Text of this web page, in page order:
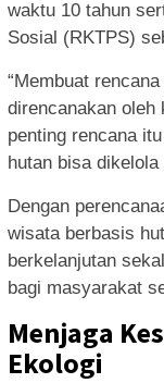
waktu 10 tahun
Sosial (RKTPS)
“Membuat
direncanakan oleh
penting rencana
hutan bisa
Dengan
wisata berbasis
berkelanjutan
bagi masyarakat
Menjaga
Ekologi